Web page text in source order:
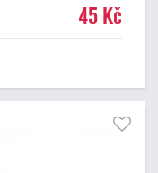
45 Kč